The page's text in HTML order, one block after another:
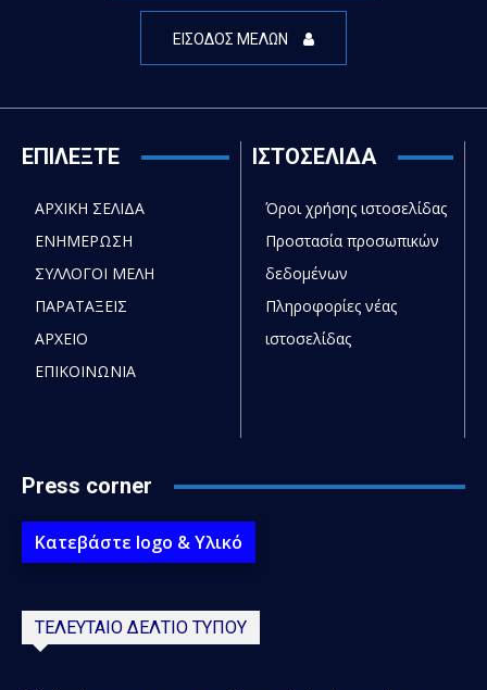
ΕΙΣΟΔΟΣ ΜΕΛΩΝ
ΕΠΙΛΕΞΤΕ
ΑΡΧΙΚΗ ΣΕΛΙΔΑ
ΕΝΗΜΕΡΩΣΗ
ΣΥΛΛΟΓΟΙ ΜΕΛΗ
ΠΑΡΑΤΑΞΕΙΣ
ΑΡΧΕΙΟ
ΕΠΙΚΟΙΝΩΝΙΑ
ΙΣΤΟΣΕΛΙΔΑ
Όροι χρήσης ιστοσελίδας
Προστασία προσωπικών
δεδομένων
Πληροφορίες νέας
ιστοσελίδας
Press corner
Κατεβάστε logo & Υλικό
ΤΕΛΕΥΤΑΙΟ ΔΕΛΤΙΟ ΤΥΠΟΥ